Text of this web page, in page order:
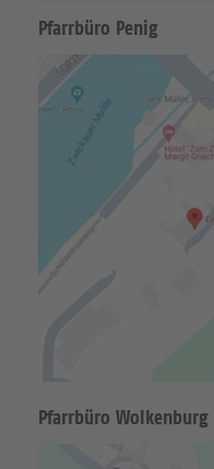
Pfarrbüro Penig
Pfarrbüro Wolkenburg